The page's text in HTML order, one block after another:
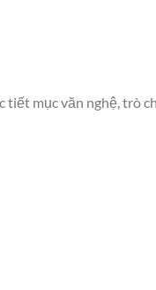
tiết mục văn nghệ, trò